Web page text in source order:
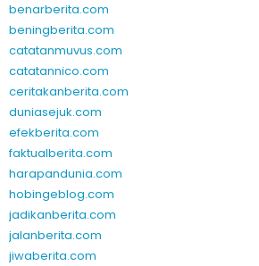
benarberita.com
beningberita.com
catatanmuvus.com
catatannico.com
ceritakanberita.com
duniasejuk.com
efekberita.com
faktualberita.com
harapandunia.com
hobingeblog.com
jadikanberita.com
jalanberita.com
jiwaberita.com